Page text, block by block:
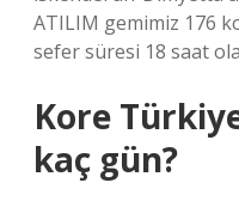
ATILIM gemimiz 176
sefer süresi 18 saat
Kore
kaç gün?